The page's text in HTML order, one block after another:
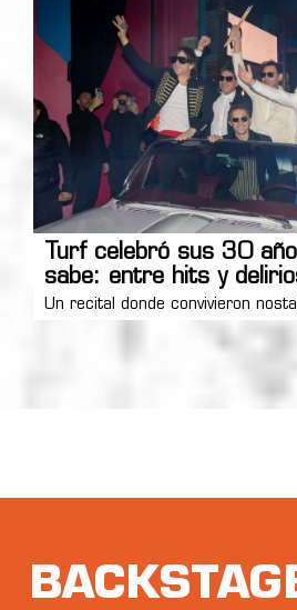
Turf celebró sus 30
sabe: entre hits y
Un recital donde convivieron